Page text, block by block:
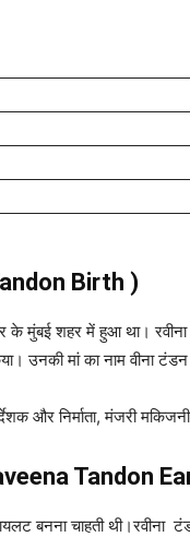
Birth )
मुंबई शहर में हुआ था।
उनकी मां का नाम वीना
और निर्माता, मंजरी
Tandon
बनना चाहती थी।रवीना